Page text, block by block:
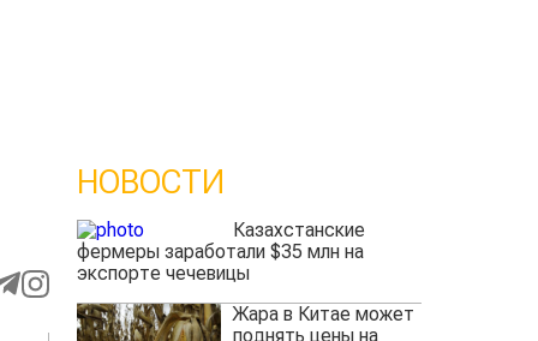
НОВОСТИ
Казахстанские
фермеры заработали $35 млн на
экспорте чечевицы
Жара в Китае может
поднять цены на